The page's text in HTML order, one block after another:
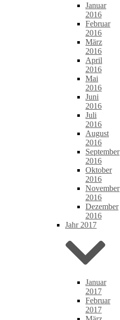
Januar
2016
Februar
2016
März
2016
April
2016
Mai
2016
Juni
2016
Juli
2016
August
2016
September
2016
Oktober
2016
November
2016
Dezember
2016
Jahr 2017
Januar
2017
Februar
2017